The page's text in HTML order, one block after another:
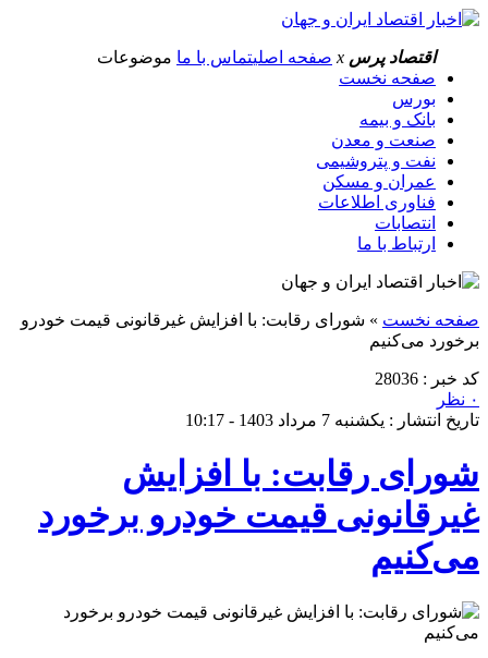
اقتصاد پرس x صفحه اصلیتماس با ما موضوعات
صفحه نخست
بورس
بانک و بیمه
صنعت و معدن
نفت و پتروشیمی
عمران و مسکن
فناوری اطلاعات
انتصابات
ارتباط با ما
صفحه نخست » شورای رقابت: با افزایش غیرقانونی قیمت خودرو
برخورد می‌کنیم
کد خبر : 28036
۰ نظر
تاریخ انتشار : یکشنبه 7 مرداد 1403 - 10:17
شورای رقابت: با افزایش
غیرقانونی قیمت خودرو برخورد
می‌کنیم